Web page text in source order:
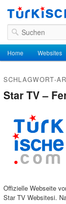
Suchen
Hauptmenü
Zum Inhalt wechseln
Zum sekundären
Home Websites
SCHLAGWORT-
Star TV –
Offizielle Webseite
Star TV Websitesi.